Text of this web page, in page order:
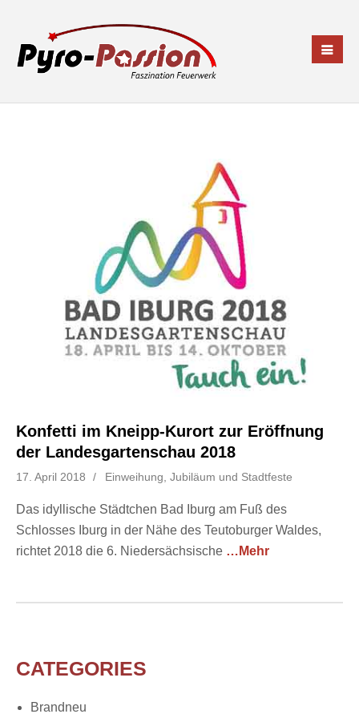
Konfetti im Kneipp-Kurort zur Eröffnung
der Landesgartenschau 2018
17. April 2018 Einweihung, Jubiläum und Stadtfeste
Das idyllische Städtchen Bad Iburg am Fuß des
Schlosses Iburg in der Nähe des Teutoburger Waldes,
richtet 2018 die 6. Niedersächsische …Mehr
CATEGORIES
Brandneu